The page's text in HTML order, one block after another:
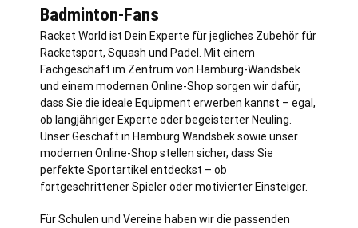
Badminton-Fans
Racket World ist Dein Experte für jegliches Zubehör für
Racketsport, Squash und Padel. Mit einem
Fachgeschäft im Zentrum von Hamburg-Wandsbek
und einem modernen Online-Shop sorgen wir dafür,
dass Sie die ideale Equipment erwerben kannst – egal,
ob langjähriger Experte oder begeisterter Neuling.
Unser Geschäft in Hamburg Wandsbek sowie unser
modernen Online-Shop stellen sicher, dass Sie
perfekte Sportartikel entdeckst – ob
fortgeschrittener Spieler oder motivierter Einsteiger.
Für Schulen und Vereine haben wir die passenden